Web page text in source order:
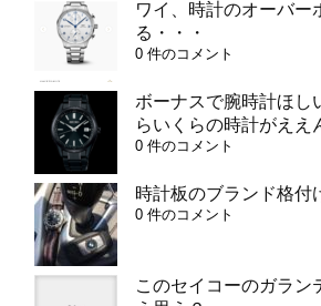
ワイ、時計のオーバー
る・・・
0 件のコメント
ボーナスで腕時計ほし
らいくらの時計がええ
0 件のコメント
時計板のブランド格付
0 件のコメント
このセイコーのガラン